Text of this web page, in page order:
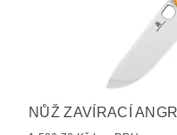
NŮŽ ZAVÍRACÍ